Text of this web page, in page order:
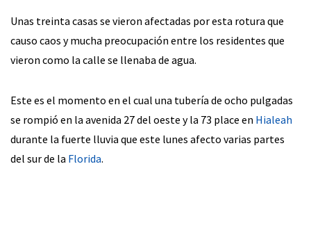
Unas treinta casas se vieron afectadas por esta rotura que
causo caos y mucha preocupación entre los residentes que
vieron como la calle se llenaba de agua.
Este es el momento en el cual una tubería de ocho pulgadas
se rompió en la avenida 27 del oeste y la 73 place en Hialeah
durante la fuerte lluvia que este lunes afecto varias partes
del sur de la Florida.